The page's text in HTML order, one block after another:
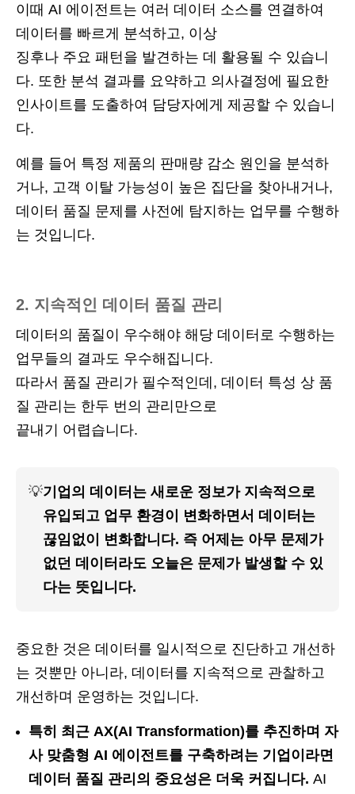
이때 AI 에이전트는 여러 데이터 소스를 연결하여
데이터를 빠르게 분석하고, 이상
징후나 주요 패턴을 발견하는 데 활용될 수 있습니
다. 또한 분석 결과를 요약하고 의사결정에 필요한
인사이트를 도출하여 담당자에게 제공할 수 있습니
다.
예를 들어 특정 제품의 판매량 감소 원인을 분석하
거나, 고객 이탈 가능성이 높은 집단을 찾아내거나,
데이터 품질 문제를 사전에 탐지하는 업무를 수행하
는 것입니다.
2. 지속적인 데이터 품질 관리
데이터의 품질이 우수해야 해당 데이터로 수행하는
업무들의 결과도 우수해집니다.
따라서 품질 관리가 필수적인데, 데이터 특성 상 품
질 관리는 한두 번의 관리만으로
끝내기 어렵습니다.
💡기업의 데이터는 새로운 정보가 지속적으로
유입되고 업무 환경이 변화하면서 데이터는
끊임없이 변화합니다. 즉 어제는 아무 문제가
없던 데이터라도 오늘은 문제가 발생할 수 있
다는 뜻입니다.
중요한 것은 데이터를 일시적으로 진단하고 개선하
는 것뿐만 아니라, 데이터를 지속적으로 관찰하고
개선하며 운영하는 것입니다.
특히 최근 AX(AI Transformation)를 추진하며 자
사 맞춤형 AI 에이전트를 구축하려는 기업이라면
데이터 품질 관리의 중요성은 더욱 커집니다. AI